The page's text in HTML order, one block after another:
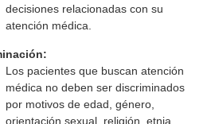
decisiones relacionadas con su
atención médica.
Los pacientes que buscan atención
médica no deben ser discriminados
por motivos de edad, género,
orientación sexual, religión, etnia,